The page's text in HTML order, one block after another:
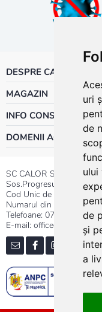
uri
de
ului
de
și
a
DESPRE CALOR
MAGAZIN
INFO CONSUMATOR
DOMENII ACTIVITATE
SC CALOR SRL
Sos.Progresului nr.30-
Cod Unic de Inregistrare:
Numarul din Registrul
Telefoane: 0737.23.44.44
E-mail: office@calor.ro